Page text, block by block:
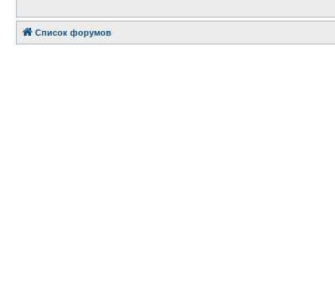
Список форумов